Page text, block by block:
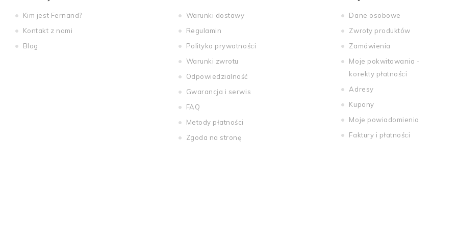
Kim jest Fernand?
Kontakt z nami
Blog
Warunki dostawy
Regulamin
Polityka prywatności
Warunki zwrotu
Odpowiedzialność
Gwarancja i serwis
FAQ
Metody płatności
Zgoda na stronę
Dane osobowe
Zwroty produktów
Zamówienia
Moje pokwitowania -
korekty płatności
Adresy
Kupony
Moje powiadomienia
Faktury i płatności
de confidentialité, en garantissant la conformité avec les réglementations. Personnalisez vos préférences pour contrôler la manière